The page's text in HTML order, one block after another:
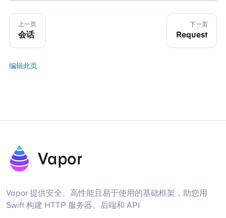
上一页
会话
下一页
Request
编辑此页
Vapor
Vapor 提供安全、高性能且易于使用的基础框架，助您用
Swift 构建 HTTP 服务器、后端和 API